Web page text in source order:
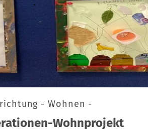
- Wohnen -
Wohnprojekt